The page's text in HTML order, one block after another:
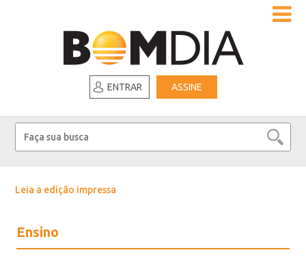
ENTRAR ASSINE
Leia a edição impressa
Ensino